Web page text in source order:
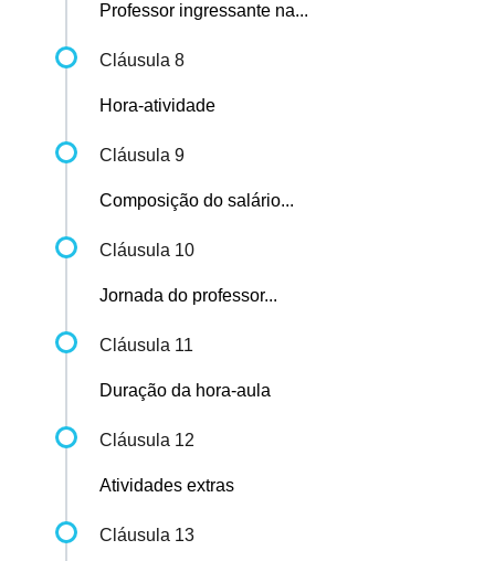
Professor ingressante na...
Cláusula 8
Hora-atividade
Cláusula 9
Composição do salário...
Cláusula 10
Jornada do professor...
Cláusula 11
Duração da hora-aula
Cláusula 12
Atividades extras
Cláusula 13